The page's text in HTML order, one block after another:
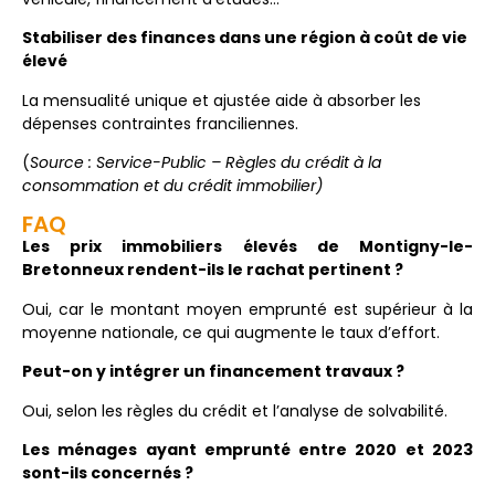
Stabiliser des finances dans une région à coût de vie
élevé
La mensualité unique et ajustée aide à absorber les
dépenses contraintes franciliennes.
(Source : Service-Public – Règles du crédit à la
consommation et du crédit immobilier)
FAQ
Les prix immobiliers élevés de Montigny-le-
Bretonneux rendent-ils le rachat pertinent ?
Oui, car le montant moyen emprunté est supérieur à la
moyenne nationale, ce qui augmente le taux d’effort.
Peut-on y intégrer un financement travaux ?
Oui, selon les règles du crédit et l’analyse de solvabilité.
Les ménages ayant emprunté entre 2020 et 2023
sont-ils concernés ?